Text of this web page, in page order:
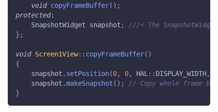
void copyFrameBuffer( ) ;
protected:
    SnapshotWidget snapshot
;
///< The
} ;
void Screen1View:: copyFrameBuffer( )
{
    snapshot
. setPosition(0, 0, HAL :: DISPLAY_WIDTH,
    snapshot
.makeSnapshot ( ) ;
// Copy whole frame
}